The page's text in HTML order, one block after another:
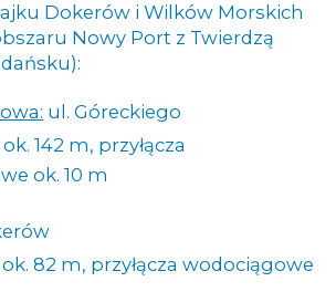
Dokerów i Wilków Morskich
Nowy Port z Twierdzą
ul. Góreckiego
142 m, przyłącza
ok. 10 m
ok. 82 m, przyłącza wodociągowe